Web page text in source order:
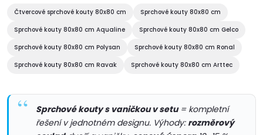
á
d
a
í
Čtvercové sprchové kouty 80x80 cm
Sprchové kouty 80x80 cm
Sprchové kouty 80x80 cm Aqualine
Sprchové kouty 80x80 cm Gelco
Sprchové kouty 80x80 cm Polysan
Sprchové kouty 80x80 cm Ronal
Sprchové kouty 80x80 cm Ravak
Sprchové kouty 80x80 cm Arttec
Sprchové kouty s vaničkou v setu= kompletní
řešení v jednotném designu. Výhody: rozměrový